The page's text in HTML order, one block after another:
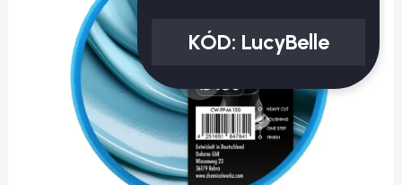
KÓD: LucyBelle